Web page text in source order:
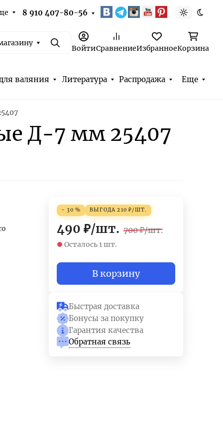
8 910 407-80-56 Светлая
ПоискВойтиСравнениеИзбранноеКорзина
валяния Литература Распродажа Еще
Д-7 мм 25407
- 30 % ВЫГОДА210 ₽/ШТ.
490 ₽/шт. 700 ₽/шт.
Осталось 1 шт.
В корзину
Быстрая доставка
Бонусы за покупку
Гарантия качества
Обратная связь